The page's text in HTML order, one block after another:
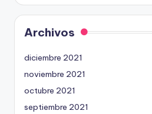
Archivos
diciembre 2021
noviembre 2021
octubre 2021
septiembre 2021